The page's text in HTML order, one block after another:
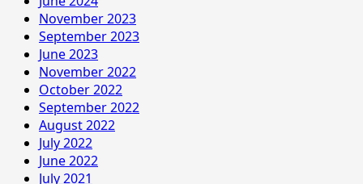
November 2023
September 2023
June 2023
November 2022
October 2022
September 2022
August 2022
July 2022
June 2022
July 2021